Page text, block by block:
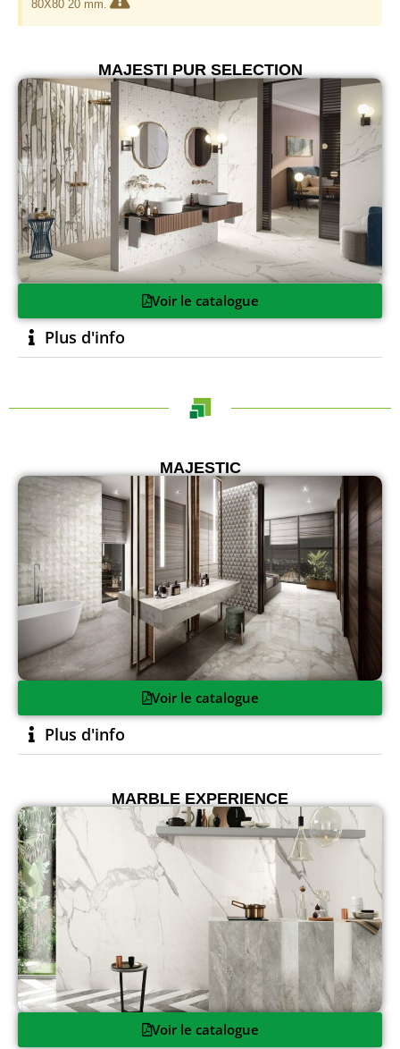
80X80 20 mm.
MAJESTI PUR SELECTION
Voir le catalogue
Plus d'info
MAJESTIC
Voir le catalogue
Plus d'info
MARBLE EXPERIENCE
Voir le catalogue